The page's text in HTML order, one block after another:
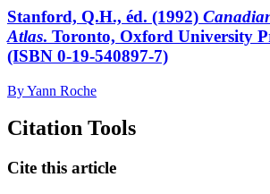
Stanford, Q.H., éd. (1992)
Atlas. Toronto, Oxford University
(ISBN 0-19-540897-7)
By Yann Roche
Citation Tools
Cite this article